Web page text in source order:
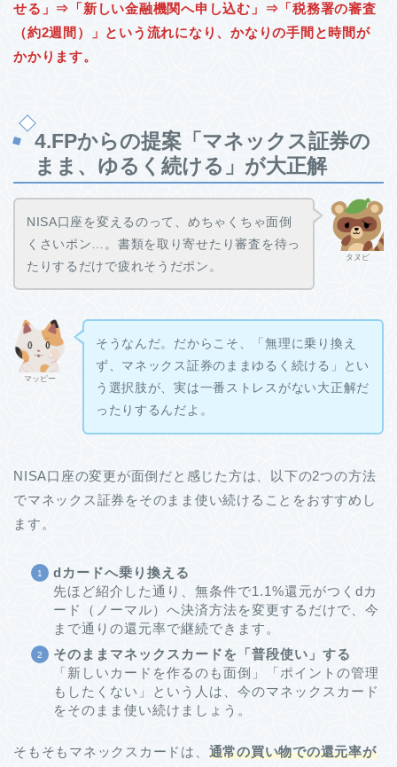
せる」⇒「新しい金融機関へ申し込む」⇒「税務署の審査
（約2週間）」という流れになり、かなりの手間と時間が
かかります。
4.FPからの提案「マネックス証券の
まま、ゆるく続ける」が大正解
タヌピ
NISA口座を変えるのって、めちゃくちゃ面倒
くさいポン…。書類を取り寄せたり審査を待っ
たりするだけで疲れそうだポン。
マッピー
そうなんだ。だからこそ、「無理に乗り換え
ず、マネックス証券のままゆるく続ける」とい
う選択肢が、実は一番ストレスがない大正解だ
ったりするんだよ。
NISA口座の変更が面倒だと感じた方は、以下の2つの方法
でマネックス証券をそのまま使い続けることをおすすめし
ます。
dカードへ乗り換える
先ほど紹介した通り、無条件で1.1%還元がつくdカ
ード（ノーマル）へ決済方法を変更するだけで、今
まで通りの還元率で継続できます。
そのままマネックスカードを「普段使い」する
「新しいカードを作るのも面倒」「ポイントの管理
もしたくない」という人は、今のマネックスカード
をそのまま使い続けましょう。
そもそもマネックスカードは、 通常の買い物での還元率が